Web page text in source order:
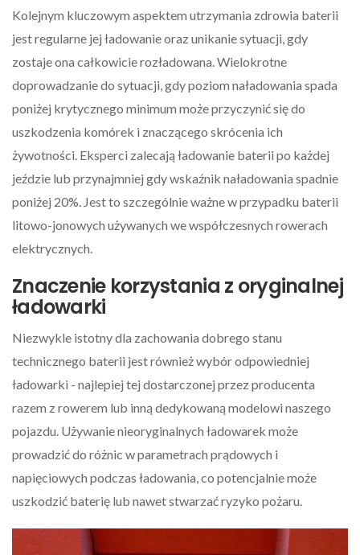
Kolejnym kluczowym aspektem utrzymania zdrowia baterii
jest regularne jej ładowanie oraz unikanie sytuacji, gdy
zostaje ona całkowicie rozładowana. Wielokrotne
doprowadzanie do sytuacji, gdy poziom naładowania spada
poniżej krytycznego minimum może przyczynić się do
uszkodzenia komórek i znaczącego skrócenia ich
żywotności. Eksperci zalecają ładowanie baterii po każdej
jeździe lub przynajmniej gdy wskaźnik naładowania spadnie
poniżej 20%. Jest to szczególnie ważne w przypadku baterii
litowo-jonowych używanych we współczesnych rowerach
elektrycznych.
Znaczenie korzystania z oryginalnej
ładowarki
Niezwykle istotny dla zachowania dobrego stanu
technicznego baterii jest również wybór odpowiedniej
ładowarki - najlepiej tej dostarczonej przez producenta
razem z rowerem lub inną dedykowaną modelowi naszego
pojazdu. Używanie nieoryginalnych ładowarek może
prowadzić do różnic w parametrach prądowych i
napięciowych podczas ładowania, co potencjalnie może
uszkodzić baterię lub nawet stwarzać ryzyko pożaru.